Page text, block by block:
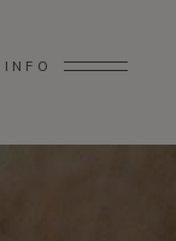
INFO